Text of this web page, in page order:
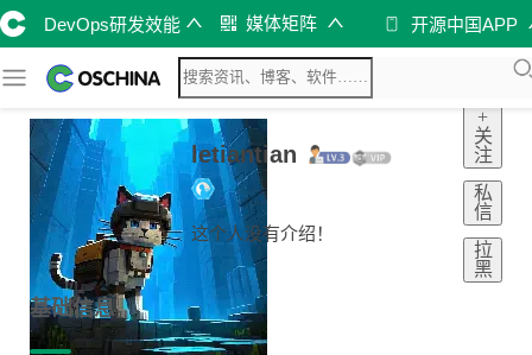
DevOps研发效能 媒体矩阵 开源中国APP
letiantian
这个人没有介绍！
+
关
注
私
信
拉
黑
基础信息